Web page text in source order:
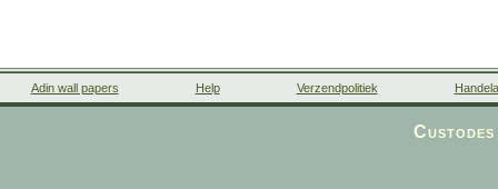
Adin wall papers Help Verzendpolitiek